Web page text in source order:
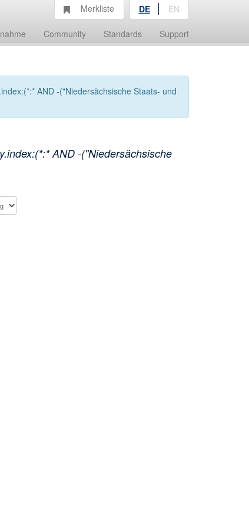
Community Standards Support
Merkliste DE EN
AND -("Niedersächsische Staats- und
AND -("Niedersächsische